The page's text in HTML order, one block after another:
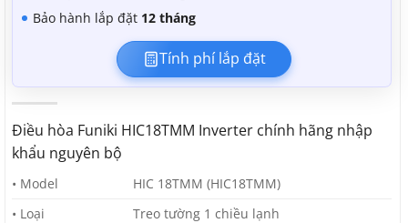
Bảo hành lắp đặt 12 tháng
Tính phí lắp đặt
Điều hòa Funiki HIC18TMM Inverter chính hãng nhập
khẩu nguyên bộ
• Model
HIC 18TMM (HIC18TMM)
• Loại
Treo tường 1 chiều lạnh